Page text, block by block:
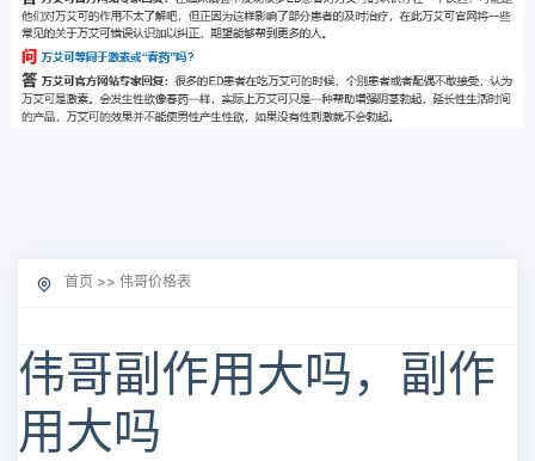
首页 >> 伟哥价格表
伟哥副作用大吗，副作
用大吗